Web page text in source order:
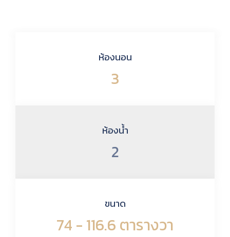
ห้องนอน
3
ห้องน้ำ
2
ขนาด
74 - 116.6 ตารางวา